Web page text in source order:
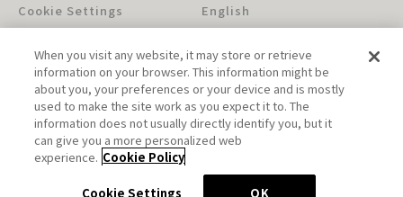
Cookie Settings
English
このホームページに掲載されている著作物の無断利用を禁じます。
When you visit any website, it may store or retrieve
information on your browser. This information might be
about you, your preferences or your device and is mostly
used to make the site work as you expect it to. The
information does not usually directly identify you, but it
can give you a more personalized web
experience. Cookie Policy
Cookie Settings OK